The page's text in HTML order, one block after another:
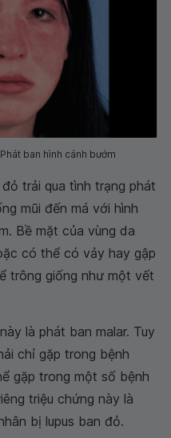
ban hình cánh bướm
trải qua tình trạng phát
mũi đến má với hình
Bề mặt của vùng da
có thể có vảy hay gập
trông giống như một vết
là phát ban malar. Tuy
chỉ gặp trong bệnh
gặp trong một số bệnh
triệu chứng này là
bị lupus ban đỏ.